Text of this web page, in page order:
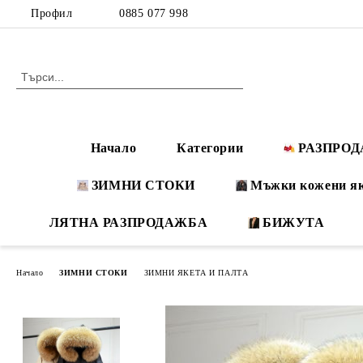
Профил 0885 077 998
Начало Категории
ЗИМНИ СТОКИ Мъжки кожени
ЛЯТНА РАЗПРОДАЖБА БИЖУТА
Начало ЗИМНИ СТОКИ ЗИМНИ ЯКЕТА И ПАЛТА